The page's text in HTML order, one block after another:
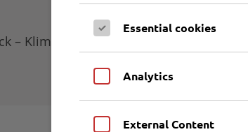
– Klimaschutzleitstelle
Essential cookies
Analytics
External Content